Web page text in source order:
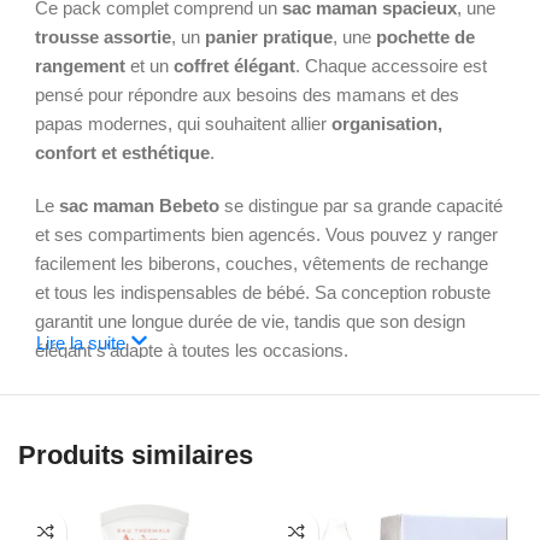
Ce pack complet comprend unsac maman spacieux, une
trousse assortie, un panier pratique, une pochette de
rangement et uncoffret élégant. Chaque accessoire est
pensé pour répondre aux besoins des mamans et des
papas modernes, qui souhaitent allierorganisation,
confort et esthétique.
Lesac maman Bebeto se distingue par sa grande capacité
et ses compartiments bien agencés. Vous pouvez y ranger
facilement les biberons, couches, vêtements de rechange
et tous les indispensables de bébé. Sa conception robuste
garantit une longue durée de vie, tandis que son design
élégant s’adapte à toutes les occasions.
produits de soin ou accessoires divers.
perte de temps.
Lire la suite
Produits similaires